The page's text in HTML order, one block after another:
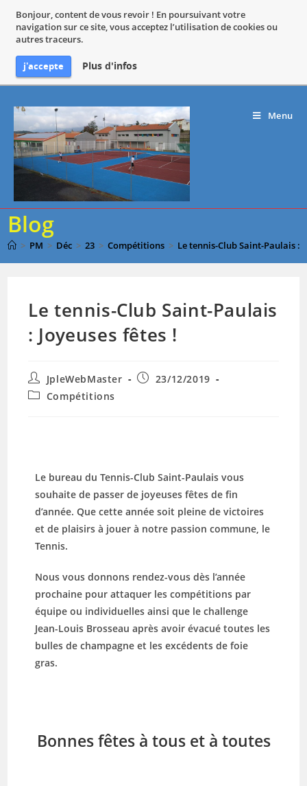
Bonjour, content de vous revoir ! En poursuivant votre
navigation sur ce site, vous acceptez l’utilisation de cookies ou
autres traceurs.
j'accepte Plus d'infos
Menu
Blog
> PM > Déc > 23 > Compétitions > Le tennis-Club Saint-Paulais :
Le tennis-Club Saint-Paulais
: Joyeuses fêtes !
JpleWebMaster
23/12/2019
Compétitions
Le bureau du Tennis-Club Saint-Paulais vous
souhaite de passer de joyeuses fêtes de fin
d’année. Que cette année soit pleine de victoires
et de plaisirs à jouer à notre passion commune, le
Tennis.
Nous vous donnons rendez-vous dès l’année
prochaine pour attaquer les compétitions par
équipe ou individuelles ainsi que le challenge
Jean-Louis Brosseau après avoir évacué toutes les
bulles de champagne et les excédents de foie
gras.
Bonnes fêtes à tous et à toutes